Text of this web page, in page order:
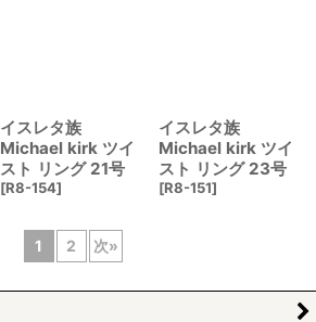
イスレタ族
Michael kirk ツイ
スト リング 21号
[R8-154]
イスレタ族
Michael kirk ツイ
スト リング 23号
[R8-151]
1 2 次»